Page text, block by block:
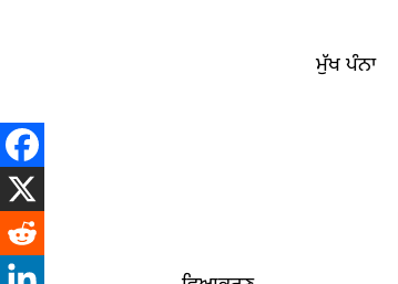
ਮੁੱਖ ਪੰਨਾ